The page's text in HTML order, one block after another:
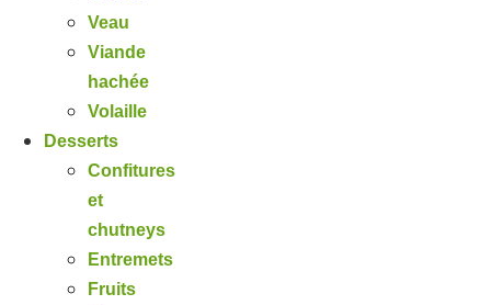
Veau
Viande
hachée
Volaille
Desserts
Confitures
et
chutneys
Entremets
Fruits